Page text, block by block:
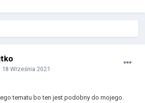
18 Września 2021
tematu bo ten jest podobny do mojego.